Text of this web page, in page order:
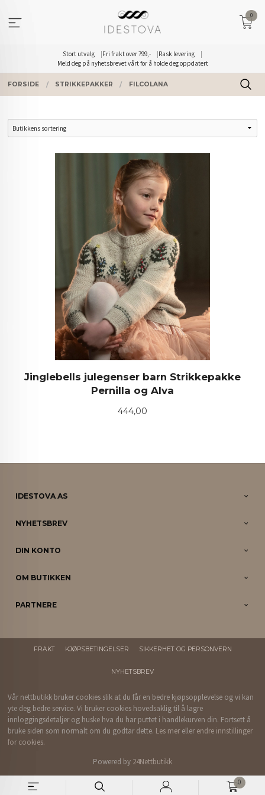
innholdet
0
Stort utvalg Fri frakt over 799,-
Rask levering
Meld deg på nyhetsbrevet vårt for å holde deg oppdatert
0
FORSIDE STRIKKEPAKKER FILCOLANA
Jinglebells julegenser barn Strikkepakke
Pernilla og Alva
Pris
444,00
IDESTOVA AS
NYHETSBREV
DIN KONTO
OM BUTIKKEN
PARTNERE
FRAKT KJØPSBETINGELSER SIKKERHET OG PERSONVERN
NYHETSBREV
Vår nettbutikk bruker cookies slik at du får en bedre kjøpsopplevelse og vi kan
yte deg bedre service. Vi bruker cookies hovedsaklig til å lagre
innloggingsdetaljer og huske hva du har puttet i handlekurven din. Fortsett å
bruke siden som normalt om du godtar dette. Les mer eller endre innstillinger
for cookies.
Powered by 24Nettbutikk